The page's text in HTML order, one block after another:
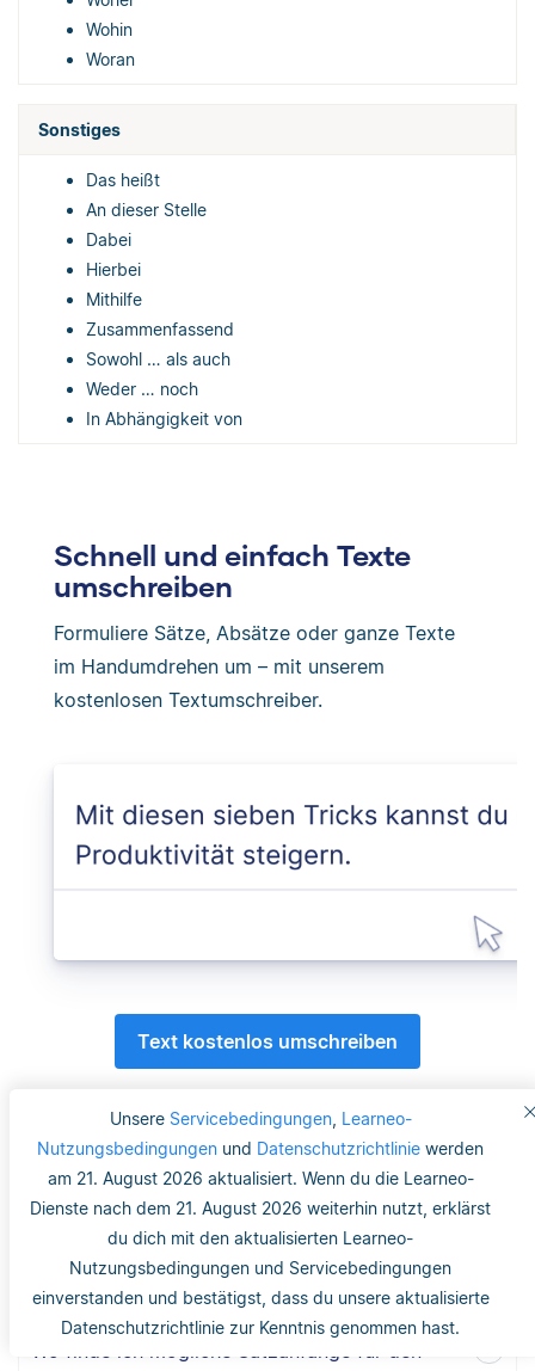
Unsere Servicebedingungen, Learneo-
Nutzungsbedingungen und Datenschutzrichtlinie werden
am 21. August 2026 aktualisiert. Wenn du die Learneo-
Dienste nach dem 21. August 2026 weiterhin nutzt, erklärst
du dich mit den aktualisierten Learneo-
Nutzungsbedingungen und Servicebedingungen
einverstanden und bestätigst, dass du unsere aktualisierte
Datenschutzrichtlinie zur Kenntnis genommen hast.
Wohin
Woran
Sonstiges
Das heißt
An dieser Stelle
Dabei
Hierbei
Mithilfe
Zusammenfassend
Sowohl … als auch
Weder … noch
In Abhängigkeit von
Schnell und einfach Texte
umschreiben
Formuliere Sätze, Absätze oder ganze Texte
im Handumdrehen um – mit unserem
kostenlosen Textumschreiber.
Text kostenlos umschreiben
Häufig gestellte Fragen
Wie formuliere ich Sätze für die Einleitung
meiner Hausarbeit?
Wo finde ich mögliche Satzanfänge für den